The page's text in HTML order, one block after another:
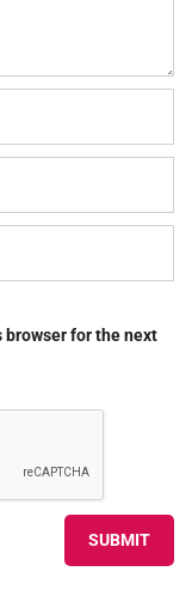
browser for the next